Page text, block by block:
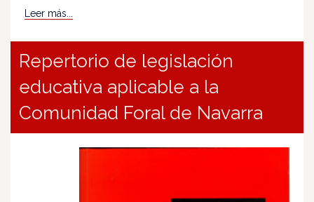
Leer más...
Repertorio de legislación
educativa aplicable a la
Comunidad Foral de Navarra